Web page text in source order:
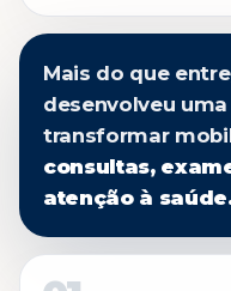
Mais do que
desenvolveu
transformar
consultas,
atenção à